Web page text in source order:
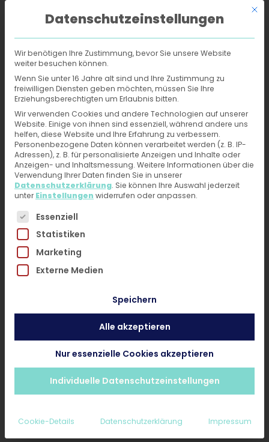
Online-Hautarzt›Rezepte
Penicilline: Rezept vom
Online-Hautarzt in
Minuten anfragen
Jetzt Hilfe vom Online-Hautarzt erhalten: Fotos
hochladen, kurzen Fragebogen ausfüllen und Du
kannst nach ärztlichem Ermessen ein Rezept
innerhalb von 24h erhalten
Behandlung Starten
Rezept bei Online-Behandlung anfragen
Medikament bei Wunsch-Apotheke
abholen
Ab 25€ inkl. Diagnose und Nachsorge
Erstattungsfähig für Privatpatienten
Mit
Datenschutzeinstellungen
Wir benötigen Ihre Zustimmung, bevor Sie unsere Website
weiter besuchen können.
Wenn Sie unter 16 Jahre alt sind und Ihre Zustimmung zu
freiwilligen Diensten geben möchten, müssen Sie Ihre
Erziehungsberechtigten um Erlaubnis bitten.
Wir verwenden Cookies und andere Technologien auf unserer
Website. Einige von ihnen sind essenziell, während andere uns
helfen, diese Website und Ihre Erfahrung zu verbessern.
Personenbezogene Daten können verarbeitet werden (z. B. IP-
Adressen), z. B. für personalisierte Anzeigen und Inhalte oder
Anzeigen- und Inhaltsmessung. Weitere Informationen über die
Verwendung Ihrer Daten finden Sie in unserer
Datenschutzerklärung. Sie können Ihre Auswahl jederzeit
unterEinstellungen widerrufen oder anpassen.
Es folgt eine Liste der Service-Gruppen, für die eine
Essenziell
Statistiken
Marketing
Externe Medien
Speichern
Alle akzeptieren
Nur essenzielle Cookies akzeptieren
Individuelle Datenschutzeinstellungen
Cookie-Details Datenschutzerklärung Impressum